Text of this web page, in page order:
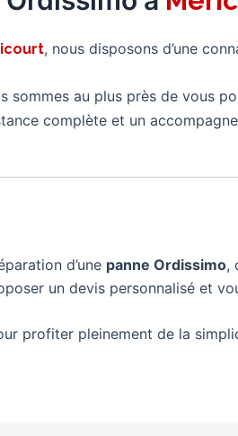
, nous disposons d’une
sommes au plus près de vous
complète et un
d’une panne Ordissimo,
un devis personnalisé et
profiter pleinement de la